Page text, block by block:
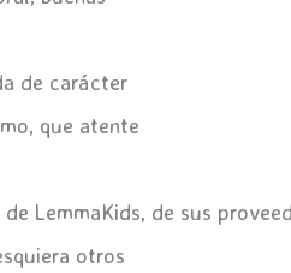
de carácter
que atente
LemmaKids, de sus
otros